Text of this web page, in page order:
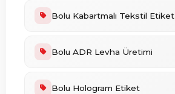
Bolu Kabartmalı Tekstil Etiket
Bolu ADR Levha Üretimi
Bolu Hologram Etiket